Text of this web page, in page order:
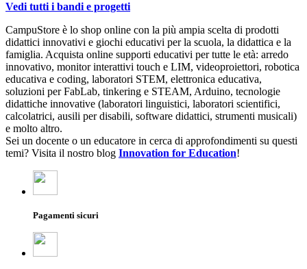
Vedi tutti i bandi e progetti
CampuStore è lo shop online con la più ampia scelta di prodotti
didattici innovativi e giochi educativi per la scuola, la didattica e la
famiglia. Acquista online supporti educativi per tutte le età: arredo
innovativo, monitor interattivi touch e LIM, videoproiettori, robotica
educativa e coding, laboratori STEM, elettronica educativa,
soluzioni per FabLab, tinkering e STEAM, Arduino, tecnologie
didattiche innovative (laboratori linguistici, laboratori scientifici,
calcolatrici, ausili per disabili, software didattici, strumenti musicali)
e molto altro.
Sei un docente o un educatore in cerca di approfondimenti su questi
temi? Visita il nostro blog Innovation for Education!
Pagamenti sicuri